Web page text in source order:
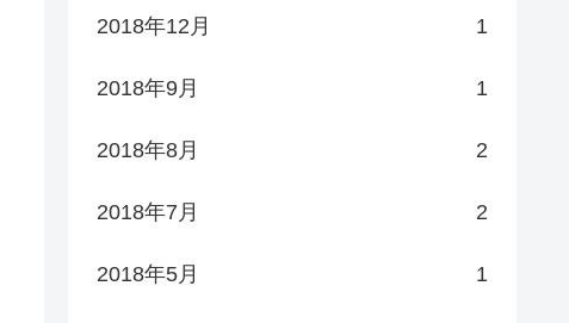
2018年12月 1
2018年9月 1
2018年8月 2
2018年7月 2
2018年5月 1